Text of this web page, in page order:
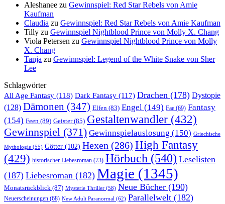
Aleshanee zu Gewinnspiel: Red Star Rebels von Amie
Kaufman
Claudia zu Gewinnspiel: Red Star Rebels von Amie Kaufman
Tilly zu Gewinnspiel Nightblood Prince von Molly X. Chang
Viola Petersen zu Gewinnspiel Nightblood Prince von Molly
X. Chang
Tanja zu Gewinnspiel: Legend of the White Snake von Sher
Lee
Schlagwörter
All Age Fantasy (118) Dark Fantasy (117) Drachen (178) Dystopie
(128) Dämonen (347) Elfen (83) Engel (149) Fae (69) Fantasy
(154) Feen (89) Geister(85) Gestaltenwandler (432)
Gewinnspiel (371) Gewinnspielauslosung (150) Griechische
Mythologie (55) Götter (102) Hexen (286) High Fantasy
(429) historischer Liebesroman (73) Hörbuch (540) Leselisten
(187) Liebesroman (182) Magie (1345)
Monatsrückblick (87) Mysterie Thriller (58) Neue Bücher (190)
Neuerscheinungen (68) New Adult Paranormal (62) Parallelwelt (182)